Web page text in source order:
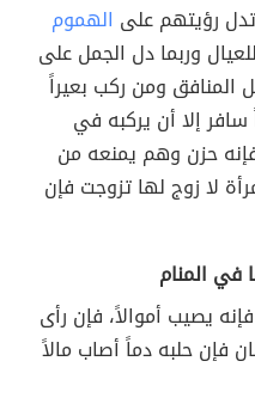
رؤيتهم على الهموم
وربما دل الجمل على
المنافق ومن ركب بعيراً
إلا أن يركبه في
حزن وهم يمنعه من
لا زوج لها تزوجت فإن
في المنام
يصيب أموالاً، فإن رأى
فإن حلبه دماً أصاب مالاً